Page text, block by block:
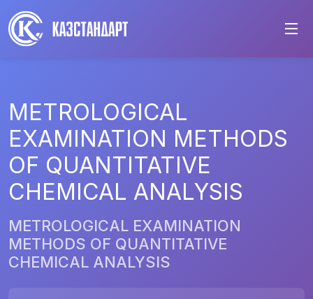
METROLOGICAL
EXAMINATION METHODS
OF QUANTITATIVE
CHEMICAL ANALYSIS
METROLOGICAL EXAMINATION
METHODS OF QUANTITATIVE
CHEMICAL ANALYSIS